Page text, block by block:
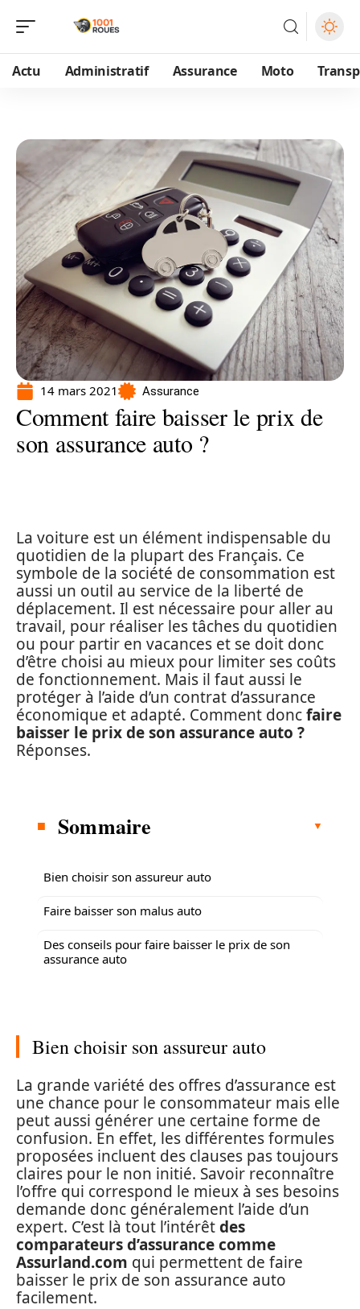
Actu Administratif Assurance Moto
14 mars 2021 Assurance
Comment faire baisser le prix de
son assurance auto ?
La voiture est un élément indispensable du
quotidien de la plupart des Français. Ce
symbole de la société de consommation est
aussi un outil au service de la liberté de
déplacement. Il est nécessaire pour aller au
travail, pour réaliser les tâches du quotidien
ou pour partir en vacances et se doit donc
d’être choisi au mieux pour limiter ses coûts
de fonctionnement. Mais il faut aussi le
protéger à l’aide d’un contrat d’assurance
économique et adapté. Comment doncfaire
baisser le prix de son assurance auto ?
Réponses.
Sommaire
Bien choisir son assureur auto
Faire baisser son malus auto
Des conseils pour faire baisser le prix de son
assurance auto
Bien choisir son assureur auto
La grande variété des offres d’assurance est
une chance pour le consommateur mais elle
peut aussi générer une certaine forme de
confusion. En effet, les différentes formules
proposées incluent des clauses pas toujours
claires pour le non initié. Savoir reconnaître
l’offre qui correspond le mieux à ses besoins
demande donc généralement l’aide d’un
expert. C’est là tout l’intérêtdes
comparateurs d’assurance comme
Assurland.com qui permettent de faire
baisser le prix de son assurance auto
facilement.